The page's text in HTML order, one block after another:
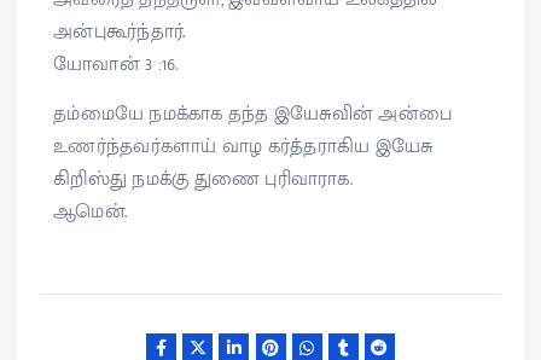
அன்புகூர்ந்தார்.
யோவான் 3 :16.
தம்மையே நமக்காக தந்த இயேசுவின் அன்பை
உணர்ந்தவர்களாய் வாழ கர்த்தராகிய இயேசு
கிறிஸ்து நமக்கு துணை புரிவாராக.
ஆமென்.